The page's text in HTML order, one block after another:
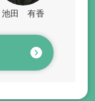
池田 有香